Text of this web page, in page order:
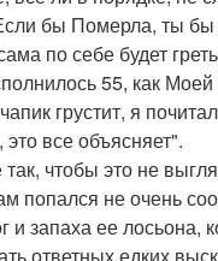
бы Померла, ты бы
по себе будет
55, как
грустит, я
это все объясняет".
так, чтобы это не
попался не очень
запаха ее лосьона,